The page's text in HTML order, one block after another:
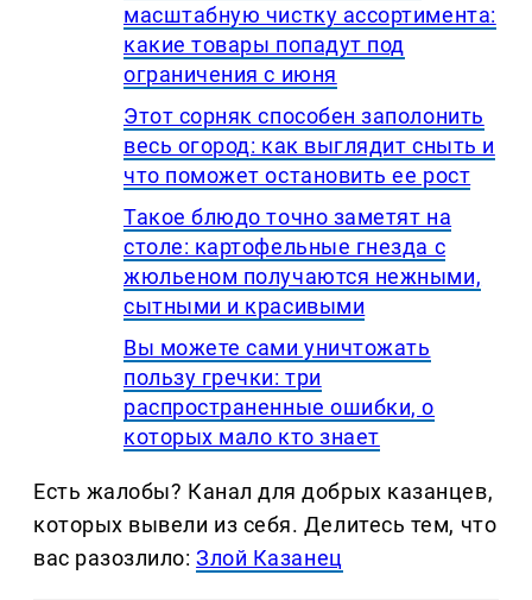
масштабную чистку ассортимента:
какие товары попадут под
ограничения с июня
Этот сорняк способен заполонить
весь огород: как выглядит сныть и
что поможет остановить ее рост
Такое блюдо точно заметят на
столе: картофельные гнезда с
жюльеном получаются нежными,
сытными и красивыми
Вы можете сами уничтожать
пользу гречки: три
распространенные ошибки, о
которых мало кто знает
Есть жалобы? Канал для добрых казанцев,
которых вывели из себя. Делитеcь тем, что
вас разозлило:Злой Казанец